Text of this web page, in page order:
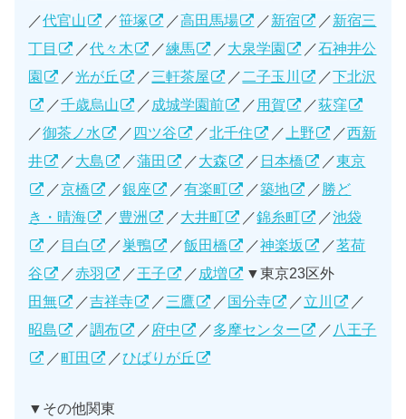
／代官山 ／笹塚 ／高田馬場 ／新宿 ／新宿三
丁目
／代々木 ／練馬 ／大泉学園 ／石神井公
園
／光が丘 ／三軒茶屋 ／ 二子玉川 ／下北沢
／千歳烏山 ／ 成城学園前 ／ 用賀 ／荻窪
／御茶ノ水 ／ 四ツ谷 ／北千住 ／ 上野 ／西新
井
／大島 ／蒲田 ／大森 ／ 日本橋 ／東京
／京橋 ／銀座 ／有楽町 ／築地 ／勝ど
き・晴海
／豊洲 ／大井町 ／錦糸町 ／池袋
／ 目白 ／巣鴨 ／飯田橋 ／神楽坂 ／茗荷
谷
／赤羽 ／王子 ／ 成増
▼東京23区外
田無
／吉祥寺 ／三鷹 ／国分寺 ／立川
／
昭島
／調布 ／ 府中 ／多摩センター ／ 八王子
／町田 ／ひばりが丘
▼その他関東